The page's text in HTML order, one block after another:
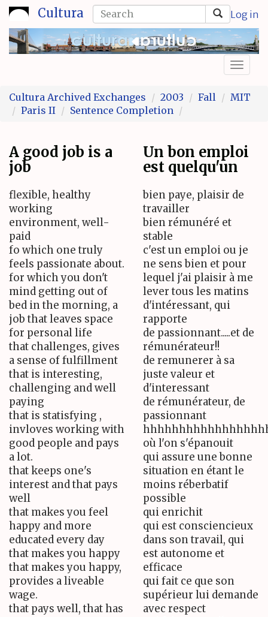
Skip
to
main
content
Cultura Log in
Search
form
Search
Cultura Archived Exchanges
2003 Fall
MIT
Paris II
Sentence Completion
A good job is a
job
Un bon emploi
est quelqu'un
flexible, healthy
working
environment, well-
paid
fo which one truly
feels passionate about.
for which you don't
mind getting out of
bed in the morning, a
job that leaves space
for personal life
that challenges, gives
a sense of fulfillment
that is interesting,
challenging and well
paying
that is statisfying ,
invloves working with
good people and pays
a lot.
that keeps one's
interest and that pays
well
that makes you feel
happy and more
educated every day
that makes you happy
that makes you happy,
provides a liveable
wage.
that pays well, that has
bien paye, plaisir de
travailler
bien rémunéré et
stable
c'est un emploi ou je
ne sens bien et pour
lequel j'ai plaisir à me
lever tous les matins
d'intéressant, qui
rapporte
de passionnant.....et de
rémunérateur!!
de remunerer à sa
juste valeur et
d'interessant
de rémunérateur, de
passionnant
où l'on s'épanouit
qui assure une bonne
situation en étant le
moins réberbatif
possible
qui enrichit
qui est consciencieux
dans son travail, qui
est autonome et
efficace
qui fait ce que son
supérieur lui demande
avec respect